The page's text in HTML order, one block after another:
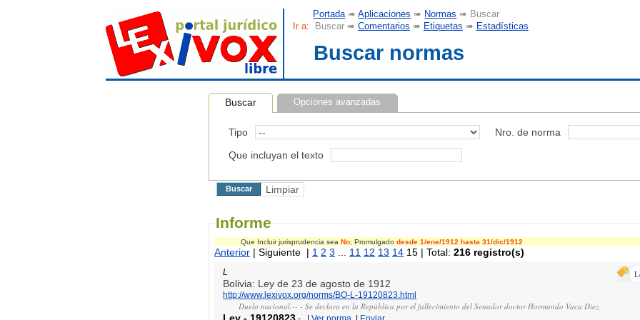
Portada ➠Aplicaciones ➠ Normas ➠ Buscar
Ir a: Buscar ➠ Comentarios ➠ Etiquetas ➠ Estadísticas
Buscar normas
Buscar Opciones avanzadas
Tipo Nro. de norma
Que incluyan el texto
Informe
Que Incluir jurisprudencia sea No; Promulgado desde 1/ene/1912 hasta 31/dic/1912
Anterior | Siguiente | 1 2 3 11 12 13 14 15 | Total:216 registro(s)
L
Bolivia: Ley de 23 de agosto de 1912
http://www.lexivox.org/norms/BO-L-19120823.html
Duelo nacional.-- - Se declara en la República por el fallecimiento del Senador doctor Hormando Vaca Diez.